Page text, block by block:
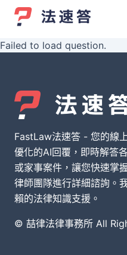
Failed to load question.
FastLaw法速答 - 您的線
優化的AI回覆，即時解答
或家事案件，讓您快速掌
律師團隊進行詳細諮詢。
賴的法律知識支援。
© 喆律法律事務所 All